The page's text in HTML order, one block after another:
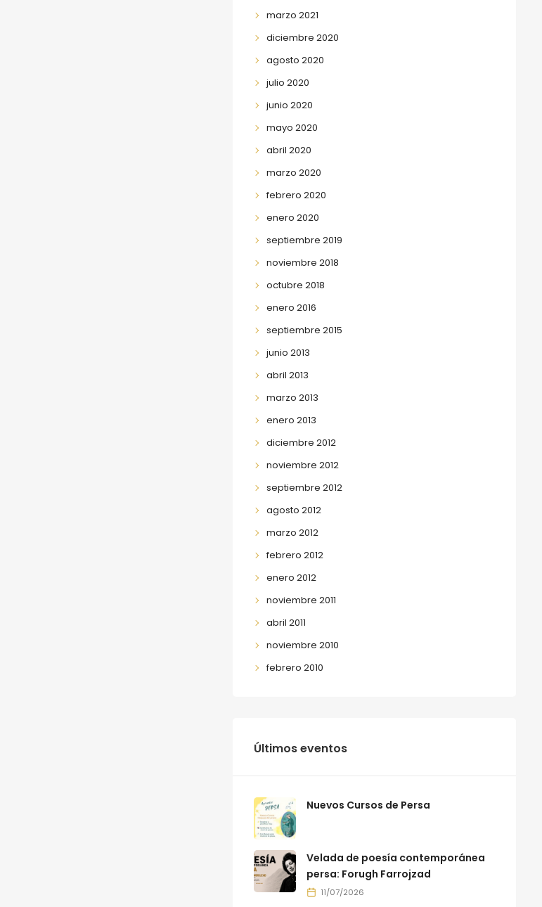
marzo 2021
diciembre 2020
agosto 2020
julio 2020
junio 2020
mayo 2020
abril 2020
marzo 2020
febrero 2020
enero 2020
septiembre 2019
noviembre 2018
octubre 2018
enero 2016
septiembre 2015
junio 2013
abril 2013
marzo 2013
enero 2013
diciembre 2012
noviembre 2012
septiembre 2012
agosto 2012
marzo 2012
febrero 2012
enero 2012
noviembre 2011
abril 2011
noviembre 2010
febrero 2010
Últimos eventos
Nuevos Cursos de Persa
Velada de poesía contemporánea
persa: Forugh Farrojzad
11/07/2026